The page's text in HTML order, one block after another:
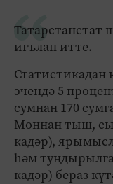
Татарстанстат
игълан итте.
Статистикадан
эчендә 5
сумнан 170
Моннан тыш,
кадәр),
һәм
кадәр) бераз